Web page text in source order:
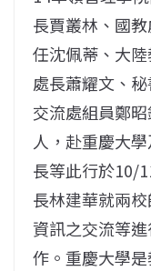
長賈叢林、國
任沈佩蒂、大
處長蕭耀文、
交流處組員鄭
人，赴重慶大
長等此行於10/
長林建華就兩
資訊之交流等
作。重慶大學